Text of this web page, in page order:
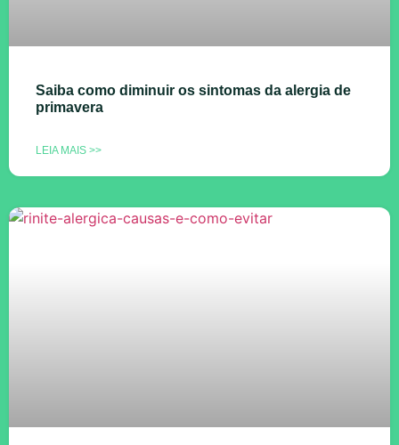
Saiba como diminuir os sintomas da alergia de
primavera
LEIA MAIS >>